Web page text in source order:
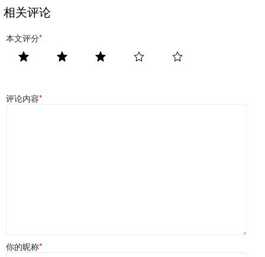
相关评论
本文评分*
评论内容*
你的昵称*